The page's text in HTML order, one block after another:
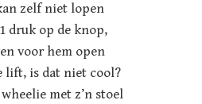
zelf niet lopen
druk op de knop,
voor hem open
lift, is dat niet cool?
met z’n stoel